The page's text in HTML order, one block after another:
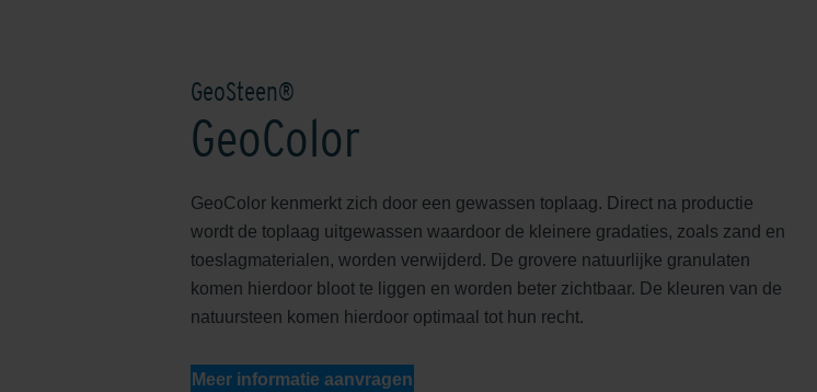
GeoSteen®
GeoColor
GeoColor kenmerkt zich door een gewassen toplaag. Direct na productie
wordt de toplaag uitgewassen waardoor de kleinere gradaties, zoals zand en
toeslagmaterialen, worden verwijderd. De grovere natuurlijke granulaten
komen hierdoor bloot te liggen en worden beter zichtbaar. De kleuren van de
natuursteen komen hierdoor optimaal tot hun recht.
Meer informatie aanvragen